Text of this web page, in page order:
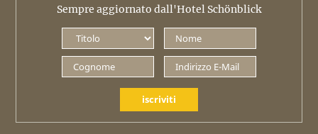
Sempre aggiornato dall'Hotel Schönblick
iscriviti